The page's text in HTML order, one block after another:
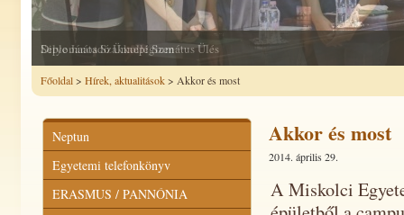
Selye János Szakkollégium
Főoldal> Hírek, aktualitások> Akkor és most
Neptun
Egyetemi telefonkönyv
ERASMUS / PANNÓNIA
Akkor és most
2014. április 29.
A Miskolci